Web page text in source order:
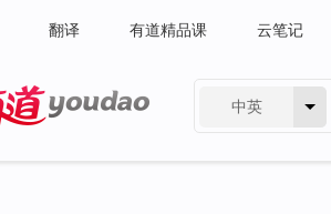
翻译 有道精品课 云笔记
中英